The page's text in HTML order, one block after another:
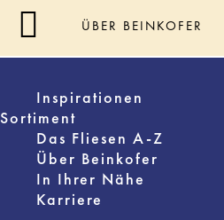
ÜBER BEINKOFER
Inspirationen
Sortiment
Das Fliesen A-Z
Über Beinkofer
In Ihrer Nähe
Karriere